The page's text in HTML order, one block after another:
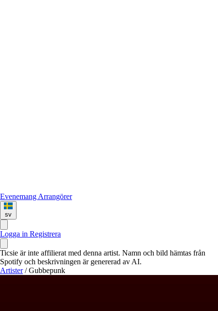
Evenemang Arrangörer
sv
Logga in Registrera
Ticsie är inte affilierat med denna artist. Namn och bild hämtas från
Spotify och beskrivningen är genererad av AI.
Artister / Gubbepunk